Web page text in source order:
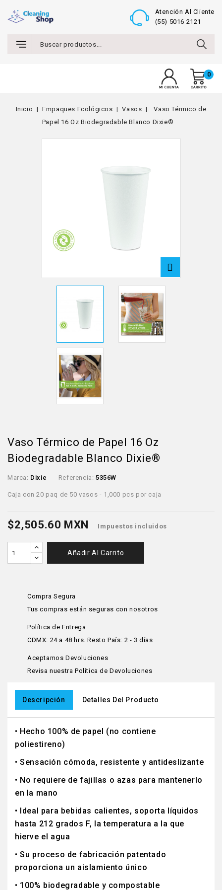
Atención Al Cliente
(55) 5016 2121
0
Inicio Empaques Ecológicos Vasos
Vaso Térmico de
Papel 16 Oz Biodegradable Blanco Dixie®
Vaso Térmico de Papel 16 Oz
Biodegradable Blanco Dixie®
Marca: Dixie Referencia:5356W
Caja con 20 paq de 50 vasos - 1,000 pcs por caja
$2,505.60 MXN Impuestos incluidos
Añadir Al Carrito
Compra Segura
Tus compras están seguras con nosotros
Política de Entrega
CDMX: 24 a 48 hrs. Resto País: 2 - 3 días
Aceptamos Devoluciones
Revisa nuestra Política de Devoluciones
Descripción Detalles Del Producto
• Hecho 100% de papel (no contiene
poliestireno)
• Sensación cómoda, resistente y antideslizante
• No requiere de fajillas o azas para mantenerlo
en la mano
• Ideal para bebidas calientes, soporta líquidos
hasta 212 grados F, la temperatura a la que
hierve el agua
• Su proceso de fabricación patentado
proporciona un aislamiento único
• 100% biodegradable y compostable